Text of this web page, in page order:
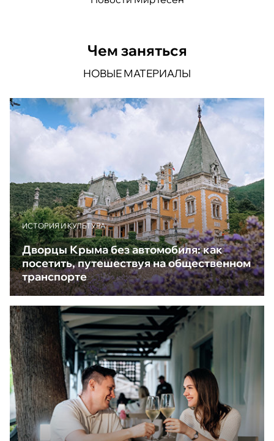
Чем заняться
НОВЫЕ МАТЕРИАЛЫ
ИСТОРИЯ И КУЛЬТУРА
Дворцы Крыма без автомобиля: как
посетить, путешествуя на общественном
транспорте